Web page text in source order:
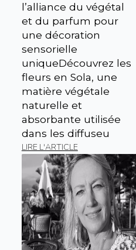
l’alliance du végétal
et du parfum pour
une décoration
sensorielle
uniqueDécouvrez les
fleurs en Sola, une
matière végétale
naturelle et
absorbante utilisée
dans les diffuseu
LIRE L'ARTICLE